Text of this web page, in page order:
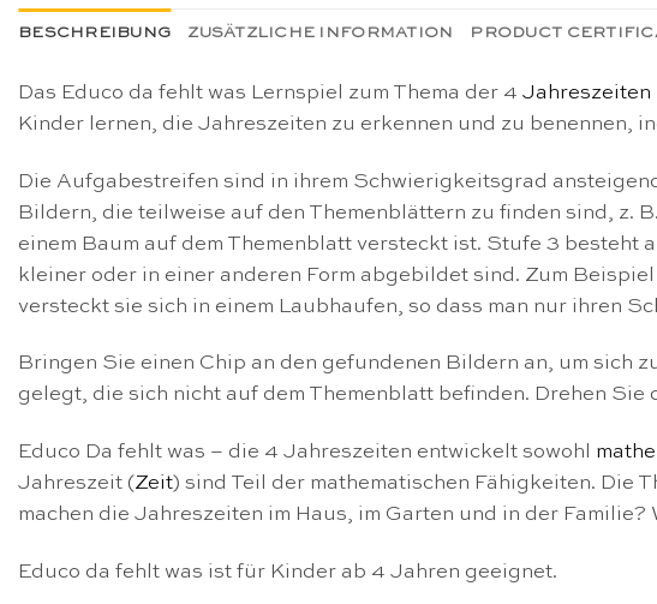
BESCHREIBUNG ZUSÄTZLICHE INFORMATION PRODUCT
Das Educo da fehlt was Lernspiel zum Thema der 4 Jahreszeiten
Kinder lernen, die Jahreszeiten zu erkennen und zu benennen,
Die Aufgabestreifen sind in ihrem Schwierigkeitsgrad
Bildern, die teilweise auf den Themenblättern zu finden sind,
einem Baum auf dem Themenblatt versteckt ist. Stufe 3
kleiner oder in einer anderen Form abgebildet sind. Zum
versteckt sie sich in einem Laubhaufen, so dass man nur ihren
Bringen Sie einen Chip an den gefundenen Bildern an, um sich
gelegt, die sich nicht auf dem Themenblatt befinden. Drehen
Educo Da fehlt was – die 4 Jahreszeiten entwickelt sowohl
Jahreszeit (Zeit) sind Teil der mathematischen Fähigkeiten. Die
machen die Jahreszeiten im Haus, im Garten und in der Familie?
Educo da fehlt was ist für Kinder ab 4 Jahren geeignet.